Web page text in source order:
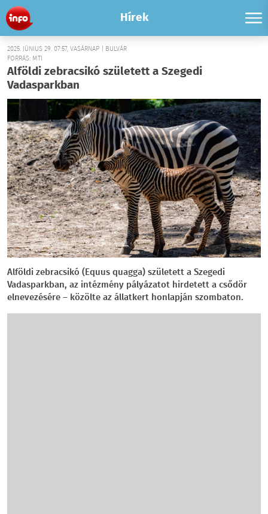
Hírek
2025. JÚNIUS 29. 07:57, VASÁRNAP | BULVÁR
FORRÁS: MTI
Alföldi zebracsikó született a Szegedi
Vadasparkban
Alföldi zebracsikó (Equus quagga) született a Szegedi
Vadasparkban, az intézmény pályázatot hirdetett a csődör
elnevezésére – közölte az állatkert honlapján szombaton.